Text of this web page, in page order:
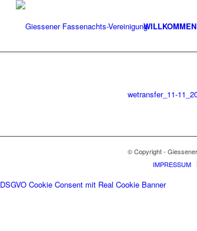
WILLKOMMEN
wetransfer_11-
© Copyright -
IMPRESSUM
DSGVO Cookie Consent mit Real Cookie Banner